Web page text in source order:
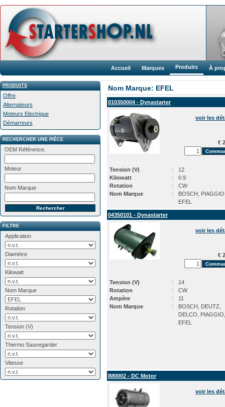
Accueil Marques Produits À
PRODUITS
Offre
Alternateurs
Moteurs Electrique
Démarreurs
RECHERCHER UNE PIÈCE
OEM Référence.
Moteur
Nom Marque
FILTRE
Application
Diamètre
Kilowatt
Nom Marque
Rotation
Tension (V)
Thermo Sauvegarder
Vitesse
Nom Marque: EFEL
010350004 - Dynastarter
voir les
€
Tension (V) :
12
Kilowatt
:
0.9
Rotation
:
CW
Nom Marque
:
BOSCH,
EFEL
04350101 - Dynastarter
voir les
€
Tension (V) :
14
Rotation
:
CW
Ampère
:
11
Nom Marque
:
BOSCH, DEUTZ,
DELCO, PIAGGIO,
EFEL
IM0002 - DC Motor
voir les